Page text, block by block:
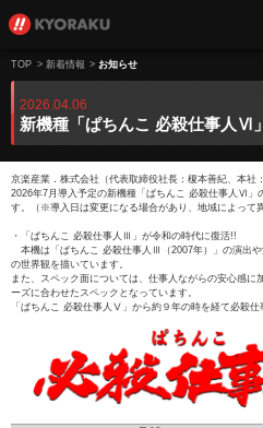
TOP > 新着情報 > お知らせ
2026.04.06
新機種「ぱちんこ 必殺仕事人Ⅵ
京楽産業．株式会社（代表取締役社長：榎本善紀、本社
2026年7月導入予定の新機種「ぱちんこ 必殺仕事人Ⅵ」
す。（※導入日は変更になる場合があり、地域によって
・「ぱちんこ 必殺仕事人Ⅲ」が令和の時代に復活!!
本機は「ぱちんこ 必殺仕事人Ⅲ（2007年）」の演出
の世界観を描いています。
また、スペック面については、仕事人ながらの安心感に
ーズに合わせたスペックとなっています。
「ぱちんこ 必殺仕事人Ⅴ」から約９年の時を経て必殺